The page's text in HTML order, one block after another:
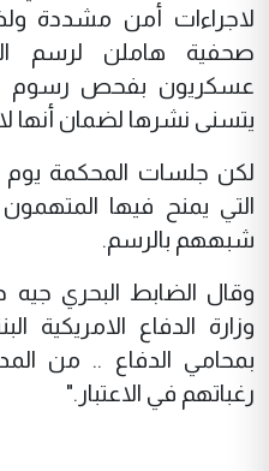
لاجراءات أمن مشددة
صحفية هاملن لرسم
عسكريون بفحص رسوم
يتسنى نشرها لضمان أنها
لكن جلسات المحكمة يوم
التي يمنح فيها
شبههم بالرسم.
وقال الضابط البحري
وزارة الدفاع الامريكية
بمحامي الدفاع .. من
رغباتهم في الاعتبار."